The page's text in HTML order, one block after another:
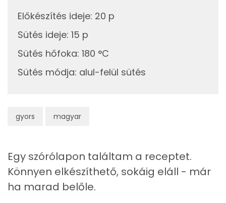
gyors magyar
9g tojás
8g sajt
Niacin - B3 vitamin:
A vitamin (RAE):
Zsír
Előkészítés ideje: 20 p
Sütés ideje: 15 p
Sütés hőfoka: 180 °C
Sütés módja: alul-felül sütés
Egy szórólapon találtam a receptet.
Könnyen elkészíthető, sokáig eláll - már
ha marad belőle.